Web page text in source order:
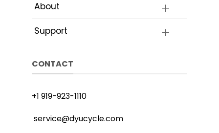
About
Support
CONTACT
+1 919-923-1110
service@dyucycle.com